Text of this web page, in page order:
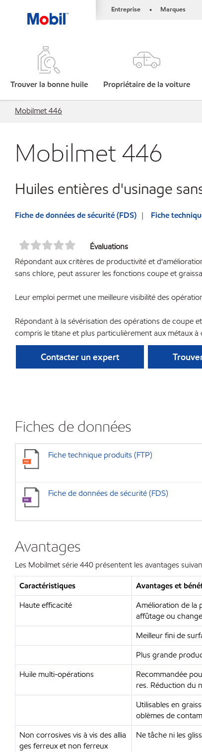
Entreprise • Marques
Trouver la bonne huile Propriétaire de la voiture
Mobilmet 446
Mobilmet 446
Huiles entières d'usinage
Fiche de données de sécurité (FDS) Fiche
Évaluations
Répondant aux critères de productivité et
sans chlore, peut assurer les fonctions coupe et
Leur emploi permet une meilleure visibilité des
Répondant à la sévérisation des opérations de coupe
compris le titane et plus particulièrement aux métaux
Contacter un expert
Fiches de données
Fiche technique produits (FTP)
Fiche de données de sécurité (FDS)
Avantages
Les Mobilmet série 440 présentent les avantages
Caractéristiques
Avantages et
Haute efficacité
Amélioration de la
affûtage ou
Meilleur fini de
Plus grande
Huile multi-opérations
Recommandée
res. Réduction du
Utilisables en
oblèmes de
Non corrosives vis à vis des allia
ges ferreux et non ferreux
Ne tâche ni les